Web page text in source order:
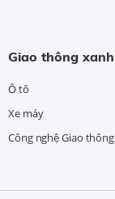
Giao thông xanh
Ô tô
Xe máy
Công nghệ Giao thông